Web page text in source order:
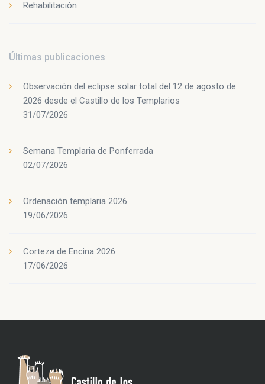
Rehabilitación
Últimas publicaciones
Observación del eclipse solar total del 12 de agosto de
2026 desde el Castillo de los Templarios
31/07/2026
Semana Templaria de Ponferrada
02/07/2026
Ordenación templaria 2026
19/06/2026
Corteza de Encina 2026
17/06/2026